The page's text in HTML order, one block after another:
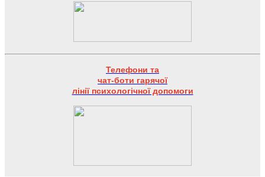
Телефони та
чат-боти гарячої
лінії психологічної допомоги